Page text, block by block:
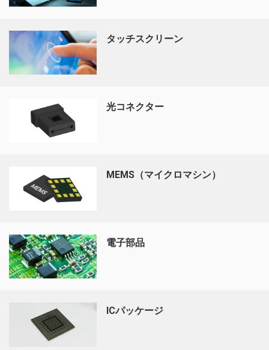
タッチスクリーン
光コネクター
MEMS（マイクロマシン）
電子部品
ICパッケージ